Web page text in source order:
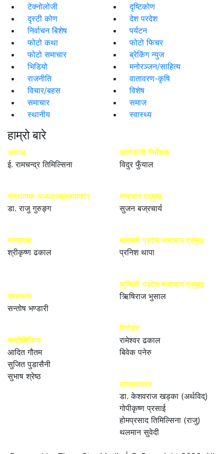
टेक्नोलोजी
दृष्टिकोण
दृस्टी कोण
देश परदेश
निर्वाचन बिशेष
पर्यटन
फोटो कथा
फोटो फिचर
फोटो समाचार
ब्रेकिंग न्युज
भिडियो
मनोरञ्जन/साहित्य
राजनीति
वातावरण-कृषि
विचार/बहस
विशेष
समाचार
समाज
स्थानीय
स्वास्थ्य
हाम्रो बारे
अध्यक्ष
ई. रामचन्द्र तिमिल्सिना
संस्थापक अध्यक्ष/सल्लाहकार
डा. राजु गुरुङ्ग
सम्पादक
श्रीकृष्ण ढकाल
प्रबन्धक
सन्तोष भण्डारी
मल्टीमिडिया
आदित गौतम
सुजित पुडासैनी
सुभाष श्रेष्ठ
कार्यकारी निर्देशक
विदुर फुँयाल
समाचार प्रमुख
सुजन बज्रचार्य
बागमती प्रदेश समाचार प्रमुख
प्रनिश थापा
लुम्बिनी प्रदेश समाचार प्रमुख
ऋिषिराज भुसाल
रिपोर्टर
रामेश्वर ढकाल
बिवेक पनेरु
सल्लाहकार
डा. केशवराज खड्का (अर्थविद्)
गोपीकृष्ण प्रसाई
होमप्रसाद तिमिल्सिना (राजु)
थलमान सुवेदी